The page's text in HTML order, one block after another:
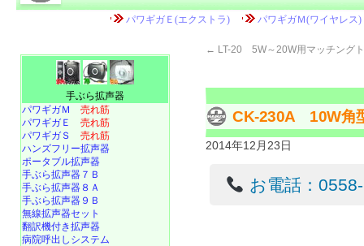
← LT-20 5W～20W用マッチング
CK-230A 10W角
2014年12月23日
お電話：
手ぶら拡声器
パワギガＭ 売れ筋
パワギガＥ 売れ筋
パワギガＳ 売れ筋
ハンズフリー拡声器
ポータブル拡声器
手ぶら拡声器７Ｂ
手ぶら拡声器８Ａ
手ぶら拡声器９Ｂ
無線拡声器セット
翻訳機付き拡声器
病院呼出しシステム